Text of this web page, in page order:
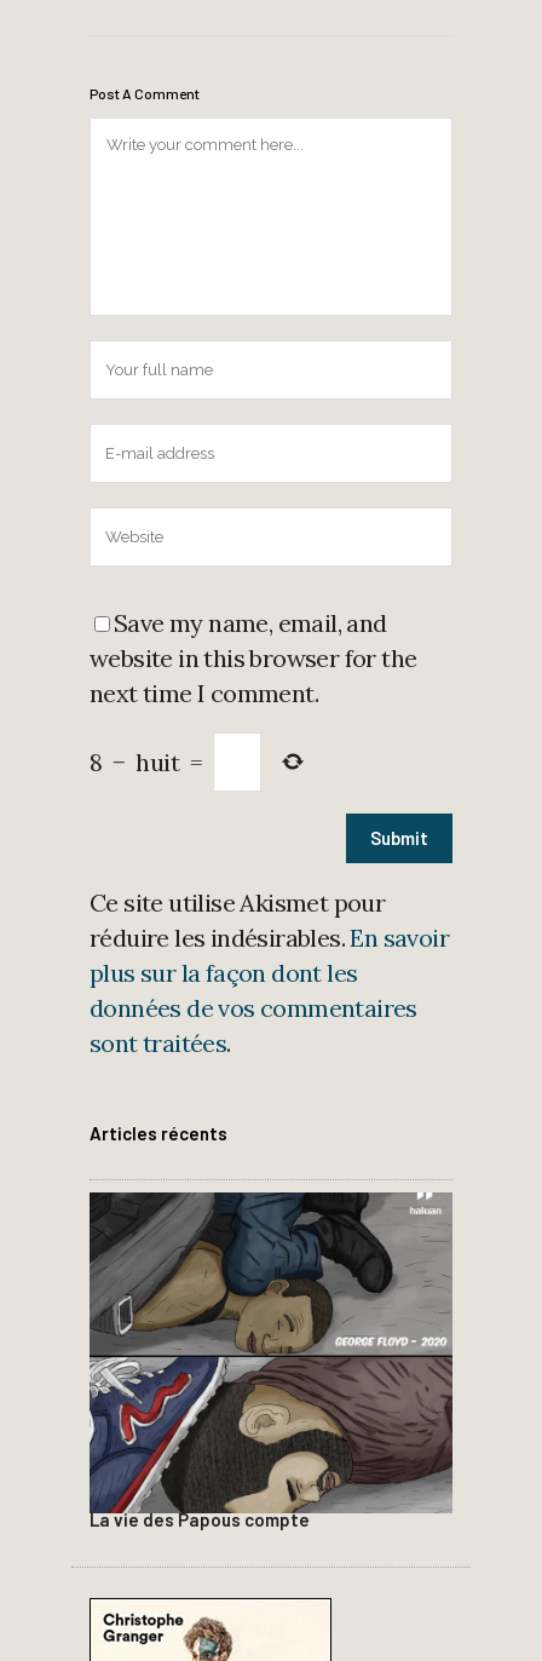
Post A Comment
Save my name, email, and
website in this browser for the
next time I comment.
8 − huit =
Ce site utilise Akismet pour
réduire les indésirables.En savoir
plus sur la façon dont les
données de vos commentaires
sont traitées.
Articles récents
La vie des Papous compte